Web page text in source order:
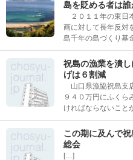
島を貶める者は誰
２０１１年の東日
画に対して長年反
島千年の島づくり基
祝島の漁業を潰
げは６割減
山口県漁協祝島支
９４０万円にふくら
ければならないこと
この期に及んで
総会
[…]